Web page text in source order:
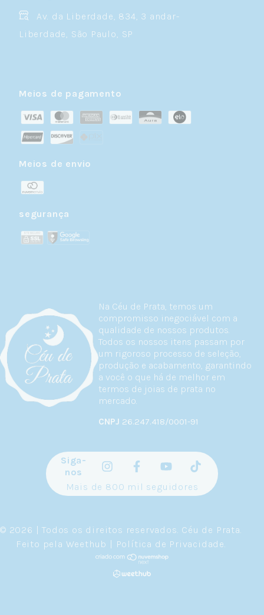
Na Céu de Prata, temos um
compromisso inegociável com a
qualidade de nossos produtos.
Todos os nossos itens passam por
um rigoroso processo de seleção,
produção e acabamento, garantindo
a você o que há de melhor em
termos de joias de prata no
mercado.
CNPJ 26.247.418/0001-91
Av. da Liberdade, 834, 3 andar-
Liberdade, São Paulo, SP
Meios de pagamento
Meios de envio
segurança
Siga-
nos
Mais de 800 mil seguidores
© 2026 | Todos os direitos reservados. Céu de Prata
Feito pela Weethub | Política de Privacidade